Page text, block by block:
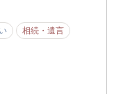
相続・遺言